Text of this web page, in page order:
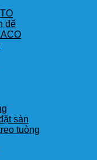
đế
sàn
tuòng